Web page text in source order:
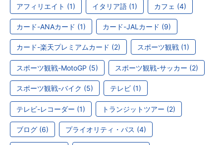
アフィリエイト (1) イタリア語 (1) カフェ (4)
カード-ANAカード (1) カード-JALカード (9)
カード-楽天プレミアムカード (2) スポーツ観戦 (1)
スポーツ観戦-MotoGP (5) スポーツ観戦-サッカー (2)
スポーツ観戦-バイク (5) テレビ (1)
テレビ-レコーダー (1) トランジットツアー (2)
ブログ (6) プライオリティ・パス (4)